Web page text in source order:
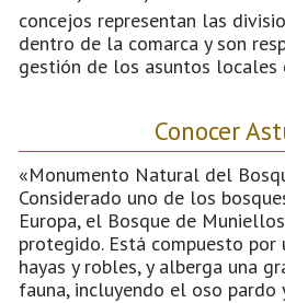
concejos representan las
dentro de la comarca y son
gestión de los asuntos locales
Conocer
«Monumento Natural del
Considerado uno de los
Europa, el Bosque de
protegido. Está compuesto por
hayas y robles, y alberga una
fauna, incluyendo el oso pardo